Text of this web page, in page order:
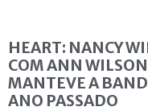
HEART: NANCY
COM ANN
MANTEVE A
ANO PASSADO